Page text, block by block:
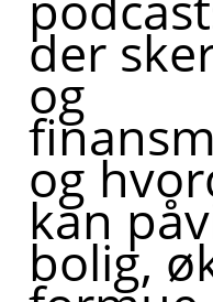
der
og
og
kan
bolig,